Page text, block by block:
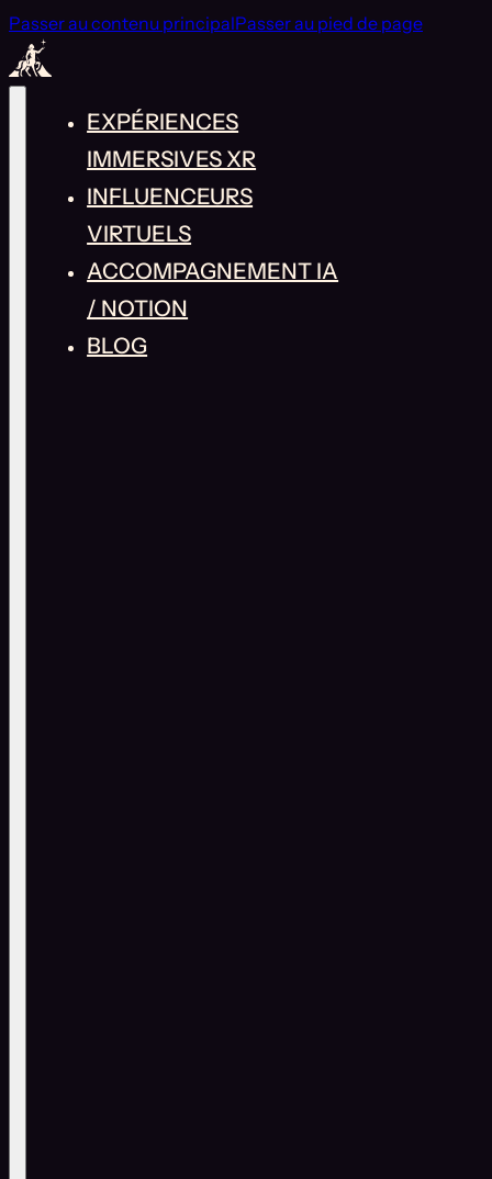
Passer au contenu principalPasser au pied de page
EXPÉRIENCES
IMMERSIVES XR
INFLUENCEURS
VIRTUELS
ACCOMPAGNEMENT IA
/ NOTION
BLOG